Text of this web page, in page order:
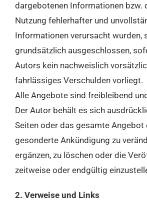
dargebotenen Informationen bzw.
Nutzung fehlerhafter und
Informationen verursacht wurden,
grundsätzlich ausgeschlossen,
Autors kein nachweislich
fahrlässiges Verschulden vorliegt.
Alle Angebote sind freibleibend
Der Autor behält es sich
Seiten oder das gesamte Angebot
gesonderte Ankündigung zu
ergänzen, zu löschen oder die
zeitweise oder endgültig
2. Verweise und Links